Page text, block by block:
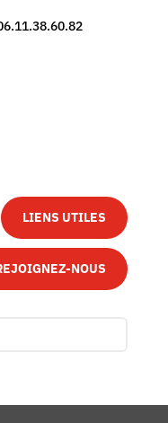
LIENS UTILES
NOUS